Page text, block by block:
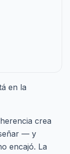
en la
crea
— y
encajó. La